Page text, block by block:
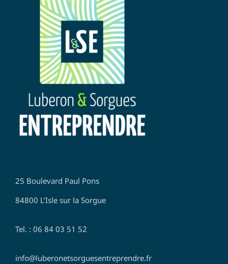
25 Boulevard Paul Pons
84800 L’Isle sur la Sorgue
Tel. : 06 84 03 51 52
info@luberonetsorguesentreprendre.fr